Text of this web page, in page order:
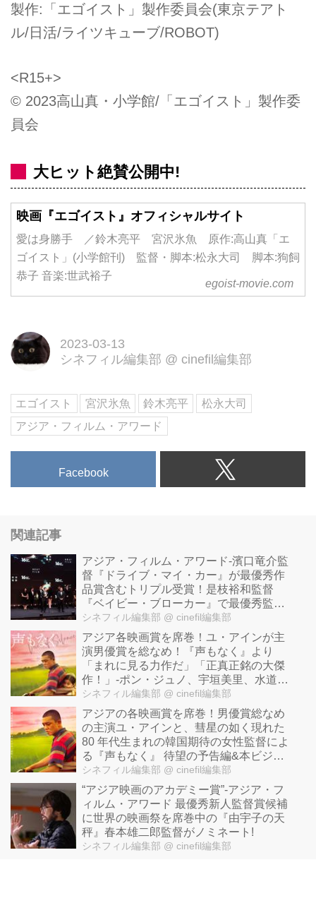
製作:「エゴイスト」製作委員会(東京テアト
ル/日活/ライツキューブ/ROBOT)
<R15+>
© 2023高山真・小学館/「エゴイスト」製作委
員会
大ヒット絶賛公開中!
映画『エゴイスト』オフィシャルサイト
愛は身勝手 ／鈴木亮平 宮沢氷魚 原作:高山真「エ
ゴイスト」(小学館刊) 監督・脚本:松永大司 脚本:狗飼
恭子 音楽:世武裕子
egoist-movie.com
2023-03-13
シネフィル編集部 @ cinefil編集部
エゴイスト 宮沢氷魚 鈴木亮平
松永大司
アジア・フィルム・アワード
Facebook
関連記事
アジア・フィルム・アワード-濱口竜介監
督『ドライブ・マイ・カー』が最優秀作
品賞含むトリプル受賞！是枝裕和監督
『ベイビー・ブローカー』で最優秀監督
賞！最優秀助演男優賞には宮沢氷魚！
シネフィル編集部 @ cinefil編集部
アジア各映画賞を席巻！ユ・アインが主
演男優賞を総なめ！『声もなく』より
「まれに見る力作だ」「正真正銘の大傑
作！」-ポン・ジュノ、宇垣美里、水道橋
博士ら各界の著名人絶賛コメント到着！
シネフィル編集部 @ cinefil編集部
アジアの各映画賞を席巻！男優賞総なめ
の主演ユ・アインと、彗星の如く現れた
80 年代生まれの韓国期待の女性監督によ
る『声もなく』 待望の予告編&本ビジュ
アルが解禁！
シネフィル編集部 @ cinefil編集部
“アジア映画のアカデミー賞”-アジア・フ
ィルム・アワード 最優秀新人監督賞候補
に世界の映画祭を席巻中の『由宇子の天
秤』春本雄二郎監督がノミネート!
シネフィル編集部 @ cinefil編集部